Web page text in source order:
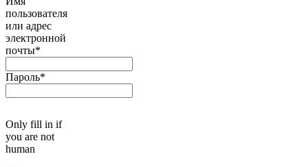
пользователя
или адрес
электронной
почты*
Пароль*
Only fill in if
you are not
human